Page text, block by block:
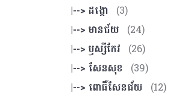
|--> ដង្កោ
(3)
|--> មានជ័យ
(24)
|--> ឫស្សីកែវ
(26)
|--> សែនសុខ
(39)
|--> ពោធិ៍សែនជ័យ
(12)